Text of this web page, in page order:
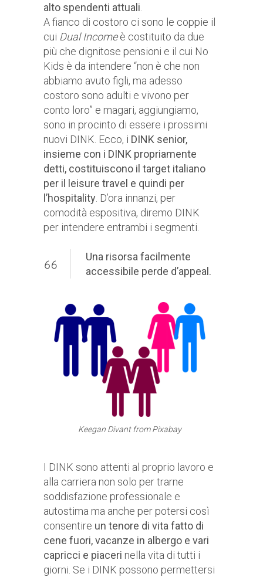
alto spendenti attuali.
A fianco di costoro ci sono le coppie il
cui Dual Incomeè costituito da due
più che dignitose pensioni e il cui No
Kids è da intendere “non è che non
abbiamo avuto figli, ma adesso
costoro sono adulti e vivono per
conto loro” e magari, aggiungiamo,
sono in procinto di essere i prossimi
nuovi DINK. Ecco, i DINK senior,
insieme con i DINK propriamente
detti, costituiscono il target italiano
per il leisure travel e quindi per
l’hospitality. D’ora innanzi, per
comodità espositiva, diremo DINK
per intendere entrambi i segmenti.
Una risorsa facilmente
accessibile perde d’appeal.
Keegan Divant from Pixabay
I DINK sono attenti al proprio lavoro e
alla carriera non solo per trarne
soddisfazione professionale e
autostima ma anche per potersi così
consentire un tenore di vita fatto di
cene fuori, vacanze in albergo e vari
capricci e piaceri nella vita di tutti i
giorni. Se i DINK possono permettersi